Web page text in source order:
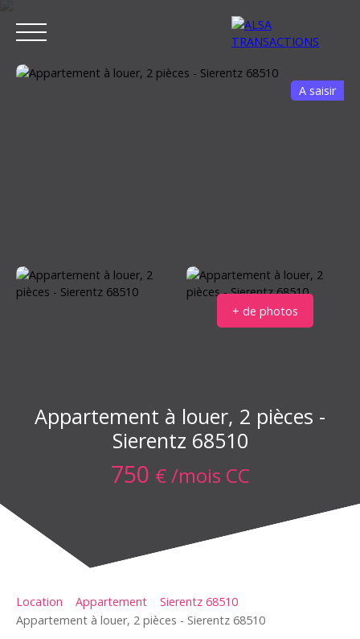
A saisir
+ de photos
Appartement à louer, 2 pièces -
Sierentz 68510
750 € /mois CC
Location Appartement
Sierentz 68510
Appartement à louer, 2 pièces - Sierentz 68510